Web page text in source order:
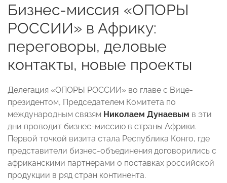
Бизнес-миссия «ОПОРЫ
РОССИИ» в Африку:
переговоры, деловые
контакты, новые проекты
Делегация «ОПОРЫ РОССИИ» во главе с Вице-
президентом, Председателем Комитета по
международным связям Николаем Дунаевым в эти
дни проводит бизнес-миссию в страны Африки.
Первой точкой визита стала Республика Конго, где
представители бизнес-объединения договорились с
африканскими партнерами о поставках российской
продукции в ряд стран континента.